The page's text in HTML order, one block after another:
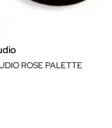
ROSE PALETTE